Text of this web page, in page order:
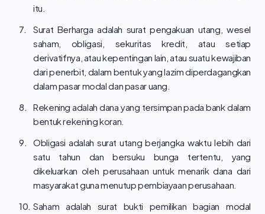
itu.
7.
Surat Berharga adalah surat pengakuan utang, wesel
saham, obligasi, sekuritas kredit, atau setiap
derivatifnya, atau kepentingan lain, atau suatu kewajiban
dari penerbit, dalam bentuk yang lazim diperdagangkan
dalam pasar modal dan pasar uang.
8.
Rekening adalah dana yang tersimpan pada bank dalam
bentuk rekening koran.
9.
Obligasi adalah surat utang berjangka waktu lebih dari
satu tahun dan bersuku bunga tertentu, yang
dikeluarkan oleh perusahaan untuk menarik dana dari
masyarakat guna menutup pembiayaan perusahaan.
10. Saham adalah surat bukti pemilikan bagian modal